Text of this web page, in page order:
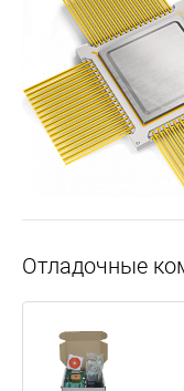
Отладочные